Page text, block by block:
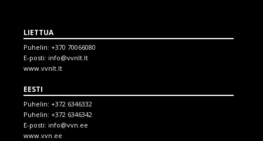
LIETTUA
Puhelin: +370 70066080
E-posti: info@vvnlt.lt
www.vvnlt.lt
EESTI
Puhelin: +372 6346332
Puhelin: +372 6346342
E-posti: info@vvn.ee
www.vvn.ee